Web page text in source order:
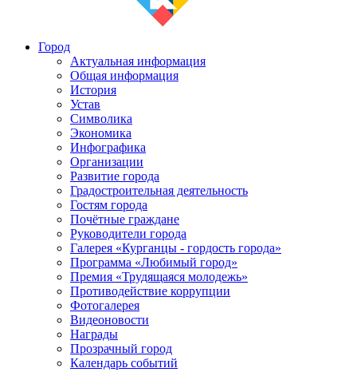
Город
Актуальная информация
Общая информация
История
Устав
Символика
Экономика
Инфографика
Организации
Развитие города
Градостроительная деятельность
Гостям города
Почётные граждане
Руководители города
Галерея «Курганцы - гордость города»
Программа «Любимый город»
Премия «Трудящаяся молодежь»
Противодействие коррупции
Фотогалерея
Видеоновости
Награды
Прозрачный город
Календарь событий